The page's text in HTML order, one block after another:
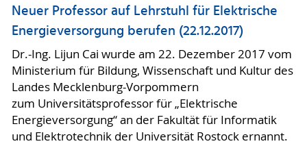
Neuer Professor auf Lehrstuhl für Elektrische
Energieversorgung berufen (22.12.2017)
Dr.-Ing. Lijun Cai wurde am 22. Dezember 2017 vom
Ministerium für Bildung, Wissenschaft und Kultur des
Landes Mecklenburg-Vorpommern
zum Universitätsprofessor für „Elektrische
Energieversorgung“ an der Fakultät für Informatik
und Elektrotechnik der Universität Rostock ernannt.